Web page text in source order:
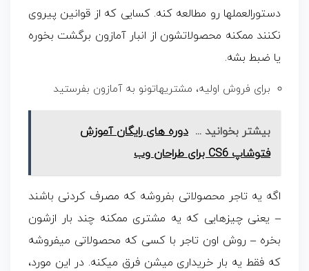
دستورالعملها رو مطالعه کنه. کسایی که از قوانین پیروی
نکنند ممکنه محصولاتشون از انبار آمازون برگشت بخوره
یا ضبط بشه.
برای فروش اولیه، مشتریهاتونو به آمازون بفرستید
بیشتر بخوانید ... دوره های رایگان آموزش
فتوشاپ CS6 برای طراحان وب
اگه یه تاجر محصولاتی بفروشه که مصرف کردنی باشند
– یعنی چیزهایی که یه مشتری ممکنه چند بار ازشون
بخره – روش اون تاجر با کسی که محصولاتی میفروشه
که فقط یه بار خریداری میشن فرق میکنه. در این مورد،